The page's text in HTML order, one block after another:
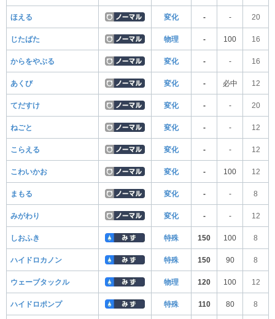
ほえる 変化 - - 20
じたばた 物理 - 100 16
からをやぶる 変化 - - 16
あくび 変化 - 必中 12
てだすけ 変化 - - 20
ねごと 変化 - - 12
こらえる 変化 - - 12
こわいかお 変化 - 100 12
まもる 変化 - - 8
みがわり 変化 - - 12
しおふき 特殊 150 100 8
ハイドロカノン 特殊 150 90 8
ウェーブタックル 物理 120 100 12
ハイドロポンプ 特殊 110 80 8